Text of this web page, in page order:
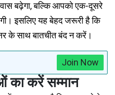
बढ़ेगा, बल्कि आपको एक-दूसरे
इसलिए यह बेहद जरूरी है कि
के साथ बातचीत बंद न करें।
Join Now
का करें सम्मान